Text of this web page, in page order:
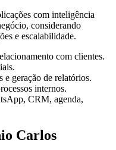
com inteligência
considerando
e escalabilidade.
com clientes.
e geração de relatórios.
internos.
CRM, agenda,
Carlos